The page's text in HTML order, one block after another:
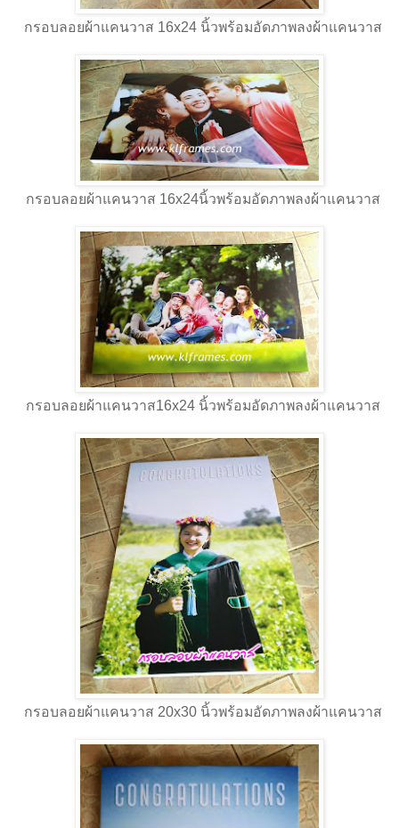
กรอบลอยผ้าแคนวาส 16x24 นิ้วพร้อมอัดภาพลงผ้าแคนวาส
กรอบลอยผ้าแคนวาส 16x24นิ้วพร้อมอัดภาพลงผ้าแคนวาส
กรอบลอยผ้าแคนวาส16x24 นิ้วพร้อมอัดภาพลงผ้าแคนวาส
กรอบลอยผ้าแคนวาส 20x30 นิ้วพร้อมอัดภาพลงผ้าแคนวาส